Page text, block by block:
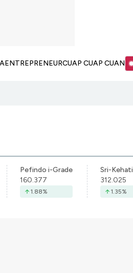
ENTREPRENEURCUAP CUAP CUAN
Pefindo i-Grade
160.377
1.88%
Sri-Kehati
312.025
1.35%